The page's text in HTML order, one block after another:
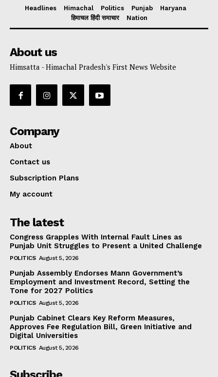
Headlines Himachal Politics Punjab
Haryana
हिमाचल हिंदी समाचार
Nation
About us
Himsatta - Himachal Pradesh's First News Website
Company
About
Contact us
Subscription Plans
My account
The latest
Congress Grapples With Internal Fault Lines as
Punjab Unit Struggles to Present a United Challenge
POLITICS August 5, 2026
Punjab Assembly Endorses Mann Government’s
Employment and Investment Record, Setting the
Tone for 2027 Politics
POLITICS August 5, 2026
Punjab Cabinet Clears Key Reform Measures,
Approves Fee Regulation Bill, Green Initiative and
Digital Universities
POLITICS August 5, 2026